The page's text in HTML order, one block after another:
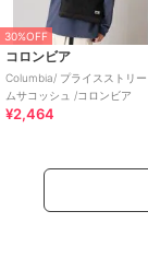
30%OFF
コロンビア
Columbia/ プライスストリー
ムサコッシュ /コロンビア
¥2,464